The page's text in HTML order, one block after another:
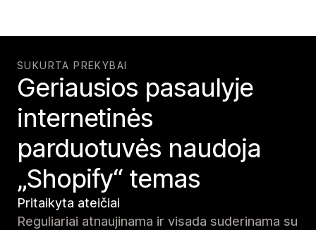
SUKURTA PREKYBAI
Geriausios pasaulyje
internetinės
parduotuvės naudoja
„Shopify“ temas
Pritaikyta ateičiai
Reguliariai atnaujinama ir visada suderinama su